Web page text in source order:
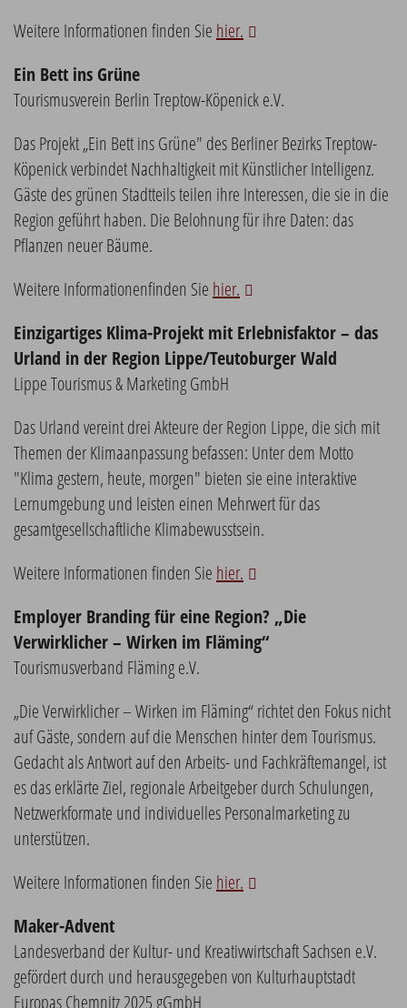
Weitere Informationen finden Sie hier.
Ein Bett ins Grüne
Tourismusverein Berlin Treptow-Köpenick e.V.
Das Projekt „Ein Bett ins Grüne" des Berliner Bezirks Treptow-
Köpenick verbindet Nachhaltigkeit mit Künstlicher Intelligenz.
Gäste des grünen Stadtteils teilen ihre Interessen, die sie in die
Region geführt haben. Die Belohnung für ihre Daten: das
Pflanzen neuer Bäume.
Weitere Informationenfinden Sie hier.
Einzigartiges Klima-Projekt mit Erlebnisfaktor – das
Urland in der Region Lippe/Teutoburger Wald
Lippe Tourismus & Marketing GmbH
Das Urland vereint drei Akteure der Region Lippe, die sich mit
Themen der Klimaanpassung befassen: Unter dem Motto
"Klima gestern, heute, morgen" bieten sie eine interaktive
Lernumgebung und leisten einen Mehrwert für das
gesamtgesellschaftliche Klimabewusstsein.
Weitere Informationen finden Sie hier.
Employer Branding für eine Region? „Die
Verwirklicher – Wirken im Fläming“
Tourismusverband Fläming e.V.
„Die Verwirklicher – Wirken im Fläming“ richtet den Fokus nicht
auf Gäste, sondern auf die Menschen hinter dem Tourismus.
Gedacht als Antwort auf den Arbeits- und Fachkräftemangel, ist
es das erklärte Ziel, regionale Arbeitgeber durch Schulungen,
Netzwerkformate und individuelles Personalmarketing zu
unterstützen.
Weitere Informationen finden Sie hier.
Maker-Advent
Landesverband der Kultur- und Kreativwirtschaft Sachsen e.V.
gefördert durch und herausgegeben von Kulturhauptstadt
Europas Chemnitz 2025 gGmbH